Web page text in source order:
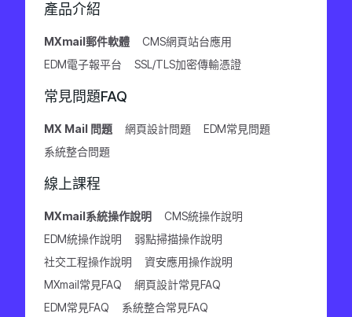
產品介紹
MXmail郵件軟體
CMS網頁站台應用
EDM電子報平台
SSL/TLS加密傳輸憑證
常見問題FAQ
MX Mail 問題 網頁設計問題
EDM常見問題
系統整合問題
線上課程
MXmail系統操作說明
CMS統操作說明
EDM統操作說明
弱點掃描操作說明
社交工程操作說明
資安應用操作說明
MXmail常見FAQ
網頁設計常見FAQ
EDM常見FAQ
系統整合常見FAQ